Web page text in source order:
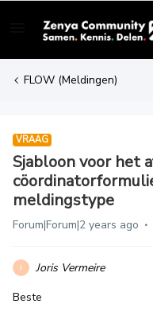
FLOW (Meldingen)
VRAAG
Sjabloon voor het
meldingstype
Forum|Forum|2 years ago
J
Joris Vermeire
Beste